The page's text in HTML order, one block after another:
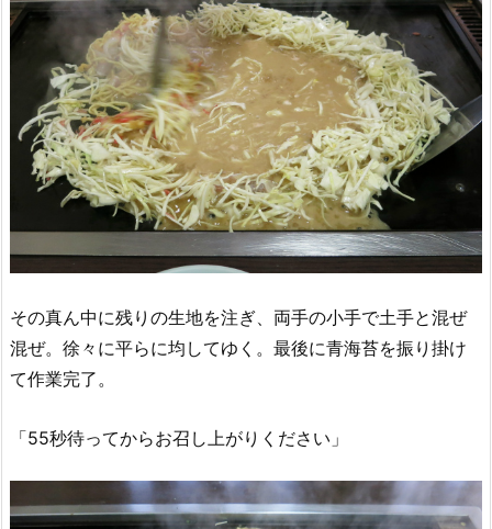
その真ん中に残りの生地を注ぎ、両手の小手で土手と混ぜ
混ぜ。徐々に平らに均してゆく。最後に青海苔を振り掛け
て作業完了。
「55秒待ってからお召し上がりください」